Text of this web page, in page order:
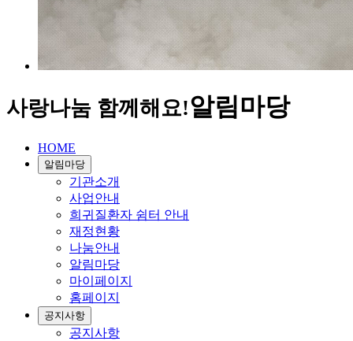
사랑나눔 함께해요!알림마당
HOME
알림마당
기관소개
사업안내
희귀질환자 쉼터 안내
재정현황
나눔안내
알림마당
마이페이지
홈페이지
공지사항
공지사항